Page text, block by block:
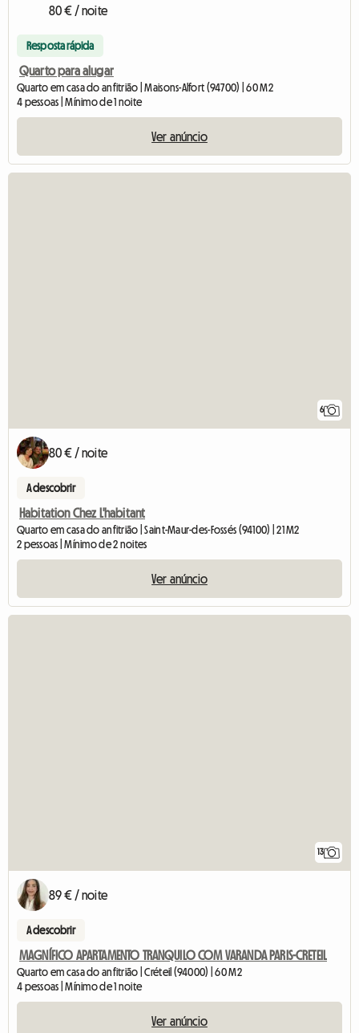
80 € / noite
Resposta rápida
Quarto para alugar
Quarto em casa do anfitrião | Maisons-Alfort (94700) | 60 M2
4 pessoas | Mínimo de 1 noite
Ver anúncio
6
80 € / noite
A descobrir
Habitation Chez L'habitant
Quarto em casa do anfitrião | Saint-Maur-des-Fossés (94100) | 21 M2
2 pessoas | Mínimo de 2 noites
Ver anúncio
13
89 € / noite
A descobrir
MAGNÍFICO APARTAMENTO TRANQUILO COM VARANDA PARIS-CRETEIL
Quarto em casa do anfitrião | Créteil (94000) | 60 M2
4 pessoas | Mínimo de 1 noite
Ver anúncio